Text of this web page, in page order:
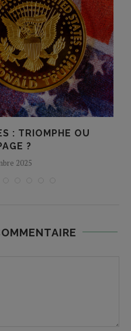
: TRIOMPHE OU
?
2025